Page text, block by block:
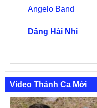
Angelo Band
Dâng Hài Nhi
Video Thánh Ca Mới